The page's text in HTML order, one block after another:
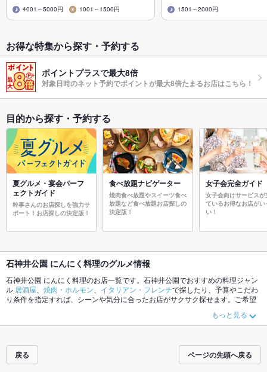
4001～5000円 1001～1500円 1501～2000円
お得な特集から探す・予約する
ポイントプラスで最大8倍
対象日時のネット予約でポイントが最大8倍たまるお店はこちら！
目的から探す・予約する
夏グルメ・宴会パーフ
ェクトガイド
幹事さんのお店探しを強力サ
ポート！お店探しの決定版！
食べ放題ナビゲーター
焼肉食べ放題やスイーツ食べ
放題など食べ放題お店探しの
決定版！
女子会完全ガイド
女子会向けサービスが
ているお得なお店がい
い！
石神井公園 にんにく料理のグルメ情報
石神井公園 にんにく料理のお店一覧です。石神井公園でおすすめの料理ジャン
ル 居酒屋 焼肉・ホルモン イタリアン・フレンチで探したり、予算やこだわ
り条件を指定すれば、シーンや気分に合ったお店がサクサク探せます。ご希望
もチェックしてみてください。ホットペッパーグルメなら、お得なク
ーポンはもちろん、こだわりメニューからあげ、リゾット、手羽先や季節のお
単便利なネット予約が使えるお店も拡大中です。友達どうしの飲み会にも、会
社の宴会にも、デートやパーティーにもお得に便利にホットペッパーグルメを
ご利用ください。
もっと見る
戻る ページの先頭へ戻る